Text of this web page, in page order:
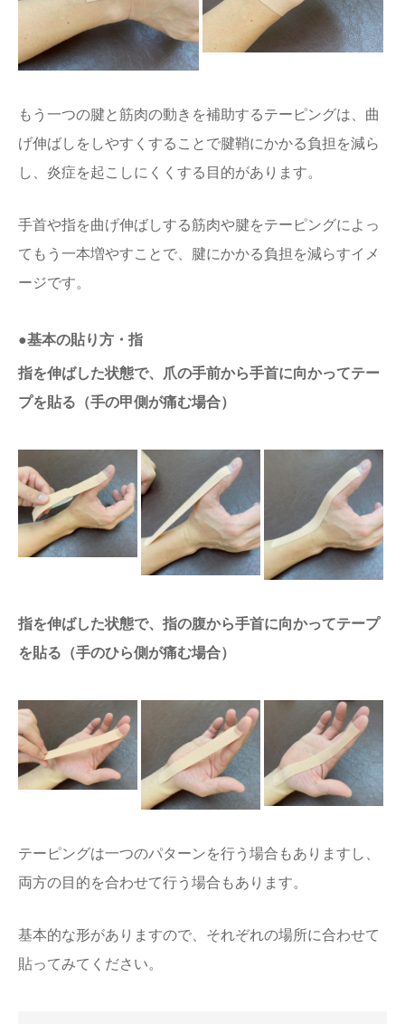
もう一つの腱と筋肉の動きを補助するテーピングは、曲
げ伸ばしをしやすくすることで腱鞘にかかる負担を減ら
し、炎症を起こしにくくする目的があります。
手首や指を曲げ伸ばしする筋肉や腱をテーピングによっ
てもう一本増やすことで、腱にかかる負担を減らすイメ
ージです。
●基本の貼り方・指
指を伸ばした状態で、爪の手前から手首に向かってテー
プを貼る（手の甲側が痛む場合）
指を伸ばした状態で、指の腹から手首に向かってテープ
を貼る（手のひら側が痛む場合）
テーピングは一つのパターンを行う場合もありますし、
両方の目的を合わせて行う場合もあります。
基本的な形がありますので、それぞれの場所に合わせて
貼ってみてください。